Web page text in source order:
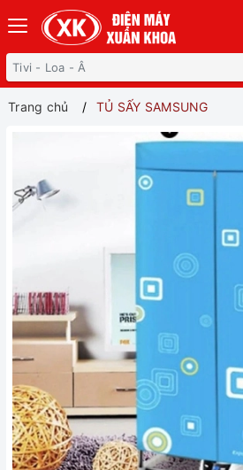
Trang chủ TỦ SẤY SAMSUNG